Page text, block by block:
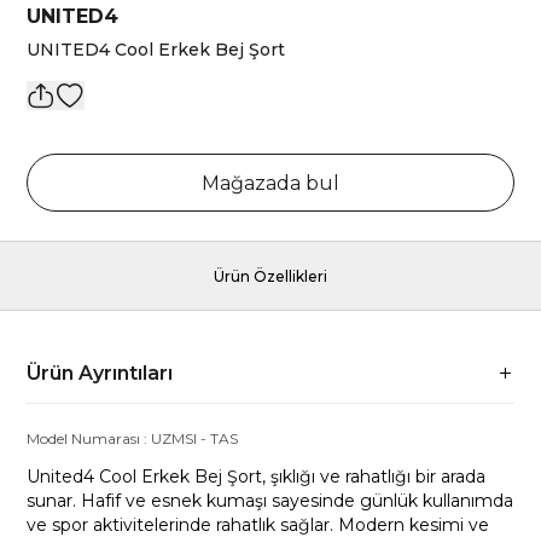
UNITED4
UNITED4 Cool Erkek Bej Şort
Mağazada bul
Ürün Özellikleri
Ürün Ayrıntıları
Model Numarası : UZMSI -TAS
United4 Cool Erkek Bej Şort, şıklığı ve rahatlığı bir arada
sunar. Hafif ve esnek kumaşı sayesinde günlük kullanımda
ve spor aktivitelerinde rahatlık sağlar. Modern kesimi ve